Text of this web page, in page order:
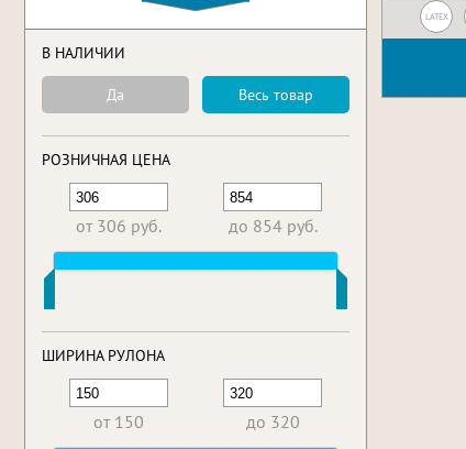
В НАЛИЧИИ
Да Весь товар
РОЗНИЧНАЯ ЦЕНА
от 306 руб. до 854 руб.
ШИРИНА РУЛОНА
от 150 до 320
LATEX